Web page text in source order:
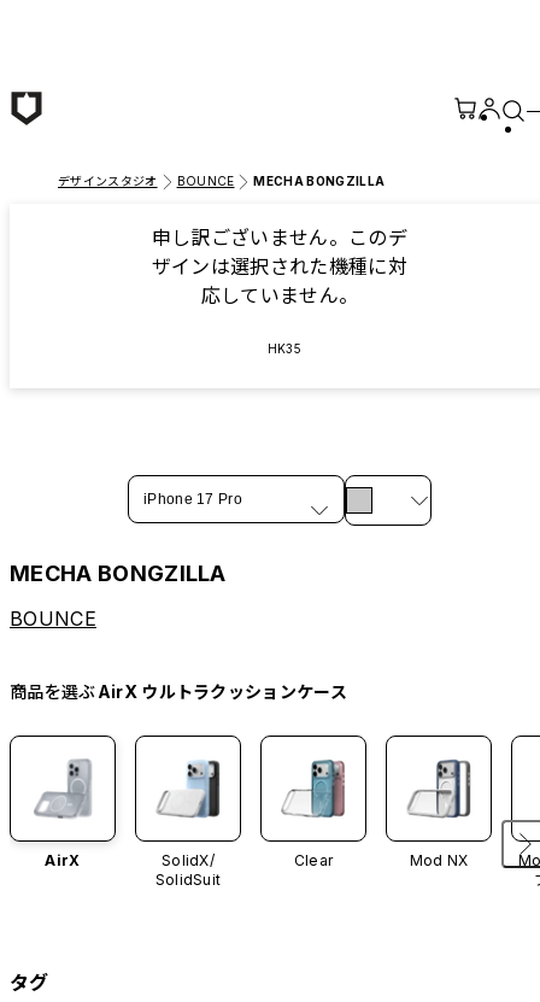
デザインスタジオ BOUNCE MECHA BONGZILLA
申し訳ございません。このデ
ザインは選択された機種に対
応していません。
HK35
iPhone 17 Pro
MECHA BONGZILLA
BOUNCE
商品を選ぶAirX ウルトラクッションケース
AirX
SolidX/
SolidSuit
Clear Mod NX
タグ